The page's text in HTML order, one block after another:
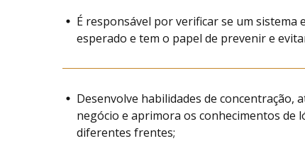
É responsável por verificar se um sistema
esperado e tem o papel de prevenir e
Desenvolve habilidades de concentração,
negócio e aprimora os conhecimentos de
diferentes frentes;